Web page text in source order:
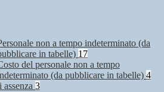
non a tempo indeterminato (da
in tabelle) 17
del personale non a tempo
(da pubblicare in tabelle) 4
assenza 3